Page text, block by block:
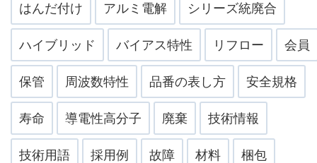
はんだ付け アルミ電解 シリーズ統廃合
ハイブリッド バイアス特性 リフロー 会員
保管 周波数特性 品番の表し方 安全規格
寿命 導電性高分子 廃棄 技術情報
技術用語 採用例 故障 材料 梱包